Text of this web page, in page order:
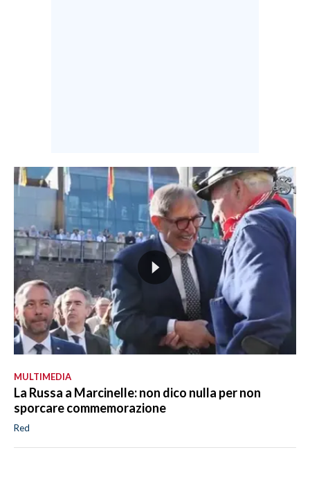
MULTIMEDIA
La Russa a Marcinelle: non dico nulla per non
sporcare commemorazione
Red